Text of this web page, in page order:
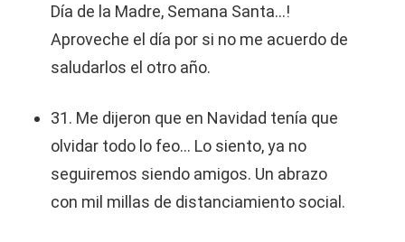
Día de la Madre, Semana Santa...!
Aproveche el día por si no me acuerdo de
saludarlos el otro año.
31. Me dijeron que en Navidad tenía que
olvidar todo lo feo... Lo siento, ya no
seguiremos siendo amigos. Un abrazo
con mil millas de distanciamiento social.